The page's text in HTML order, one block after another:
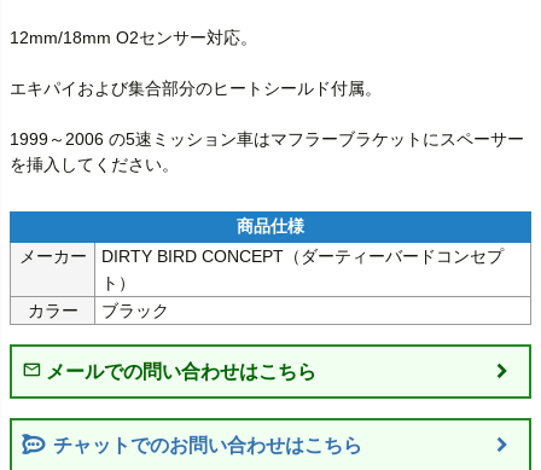
12mm/18mm O2センサー対応。
エキパイおよび集合部分のヒートシールド付属。
1999～2006 の5速ミッション車はマフラーブラケットにスペーサー
を挿入してください。
メーカー
DIRTY BIRD CONCEPT（ダーティーバードコンセプ
ト）
カラー
ブラック
チャットでのお問い合わせはこちら